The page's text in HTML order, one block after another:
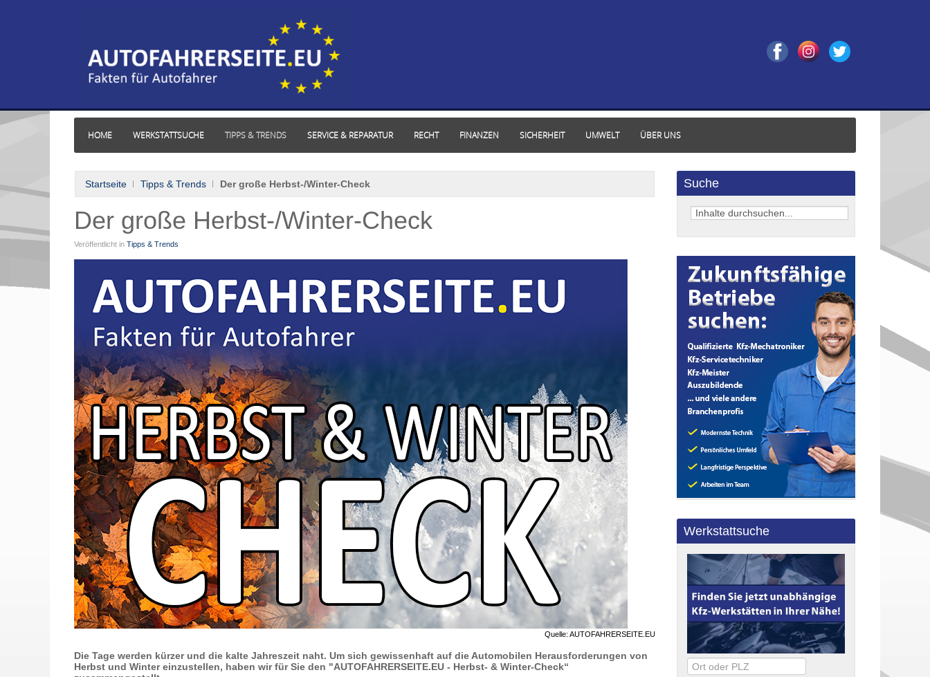
HOME WERKSTATTSUCHE TIPPS & TRENDS SERVICE & REPARATUR RECHT FINANZEN SICHERHEIT UMWELT ÜBER UNS
Startseite Tipps & Trends Der große Herbst-/Winter-Check
Der große Herbst-/Winter-Check
Veröffentlicht in Tipps & Trends
Quelle: AUTOFAHRERSEITE.EU
Die Tage werden kürzer und die kalte Jahreszeit naht. Um sich gewissenhaft auf die Automobilen Herausforderungen von
Herbst und Winter einzustellen, haben wir für Sie den "AUTOFAHRERSEITE.EU - Herbst- & Winter-Check“
Suche
Werkstattsuche